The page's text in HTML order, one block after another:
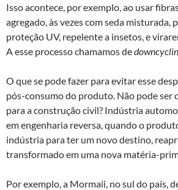
Isso acontece, por exemplo, ao usar
agregado, às vezes com seda
proteção UV, repelente a insetos, e
A esse processo chamamos de
O que se pode fazer para evitar esse
pós-consumo do produto. Não pode ser
para a construção civil? Indústria
em engenharia reversa, quando o
indústria para ter um novo destino,
transformado em uma nova matéria-
Por exemplo, a Mormaii, no sul do país,